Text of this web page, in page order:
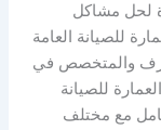
لحل مشاكل
للصيانة العامة
والمتخصص في
للصيانة
مع مختلف